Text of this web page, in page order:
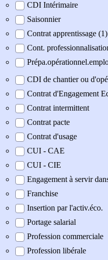
CDI Intérimaire
Saisonnier
Contrat apprentissage (1)
Cont.
CDI de chantier ou
Contrat d'Engagement
Contrat intermittent
Contrat pacte
Contrat d'usage
CUI - CAE
CUI - CIE
Engagement à servir
Franchise
Insertion par l'activ.éco.
Portage salarial
Profession commerciale
Profession libérale